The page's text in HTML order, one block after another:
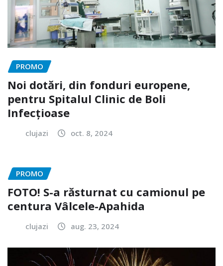
PROMO
Noi dotări, din fonduri europene,
pentru Spitalul Clinic de Boli
Infecțioase
clujazi oct. 8, 2024
PROMO
FOTO! S-a răsturnat cu camionul pe
centura Vâlcele-Apahida
clujazi aug. 23, 2024